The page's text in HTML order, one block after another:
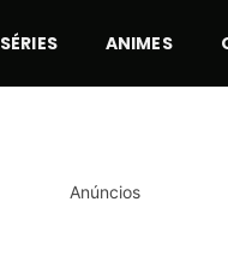
SÉRIES ANIMES
Anúncios